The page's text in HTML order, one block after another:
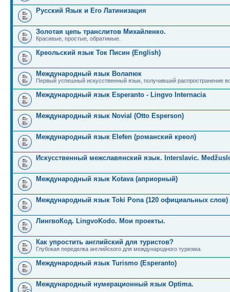
Русский Язык и Его Латинизация
Золотая цепь транслитов Михайленко.
Красивые, простые, обратимые.
Креольский язык Ток Писин (English)
Международный язык Волапюк
Первый успешный искусственный язык, получивший распространение
Международный язык Esperanto - Lingvo Internacia
Международный язык Novial (Otto Esperson)
Международный язык Elefen (романский креол)
Искусственный межславянский язык. Interslavic.
Международный язык Kotava (априорный)
Международный язык Toki Pona (120 официальных слов)
ЛингвоКод. LingvoKodo. Мои проекты.
Как упростить английский для туристов?
Глубокая переделка английского для международного туризма.
Международный язык Turismo (Esperanto)
Международный нумерационный язык Optima.